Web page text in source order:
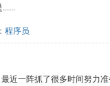
程序员
近一阵抓了很多时间努力